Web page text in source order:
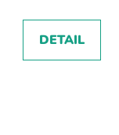
DETAIL